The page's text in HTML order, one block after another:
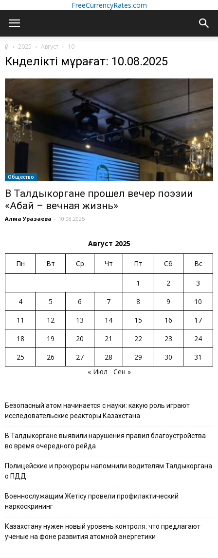
FreeCurrencyRates.com
үй 2025 Август 10
Күнделікті мұрағат: 10.08.2025
Общество
В Талдыкоргане прошел вечер поэзии
«Абай – вечная жизнь»
Алма Уразаева - 10.08.2025
Август 2025
Пн Вт Ср Чт Пт Сб Вс
1 2
3
4
5 6 7 8 9
10
11
12 13 14 15 16
17
18
19 20 21 22 23
24
25
26 27 28 29 30
31
« Июл
Сен »
Безопасный атом начинается с науки: какую роль играют
исследовательские реакторы Казахстана
В Талдыкоргане выявили нарушения правил благоустройства
во время очередного рейда
Полицейские и прокуроры напомнили водителям Талдыкоргана
о ПДД
Военнослужащим Жетісу провели профилактический
наркоскрининг
Казахстану нужен новый уровень контроля: что предлагают
ученые на фоне развития атомной энергетики